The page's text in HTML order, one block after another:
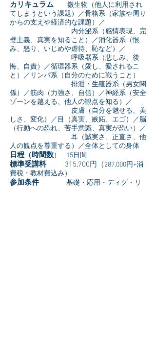
カリキュラム 微生物（他人に利用され
てしまうという課題）／骨格系（家族や周り
からの支えや経済的な課題）／
内分泌系（感情表現、完
璧主義、真実を知ること）／消化器系（恨
み、怒り、いじめや虐待、恥など）／
呼吸器系（悲しみ、後
悔、自責）／循環器系（愛し、愛されるこ
と）／リンパ系（自分のために戦うこと）
排泄・生殖器系（男女関
係）／筋肉（力強さ、自信）／神経系（安全
ゾーンを越える、他人の観点を知る）／
皮膚（自分を魅せる、美
しさ、変化）／目（真実、嫉妬、エゴ）／脳
（行動への恐れ、苦手意識、真実が恐い）／
耳（誠実さ、正直さ、他
人の観点を尊重する）／全体としての身体
日程（時間数） 15日間
標準受講料 315,700円（287,000円+消
費税・教材費込み）
参加条件
基礎・応用・ディグ・リ